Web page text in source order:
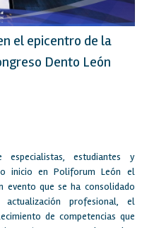
el epicentro de la
Dento León
especialistas, estudiantes y
inicio en Poliforum León el
evento que se ha consolidado
profesional, el
de competencias que